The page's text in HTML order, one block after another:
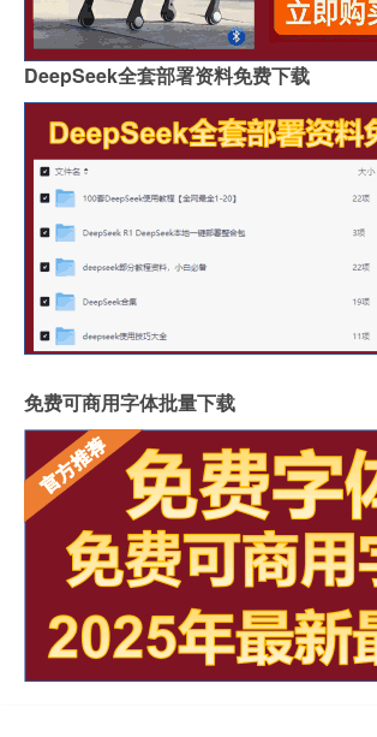
DeepSeek全套部署资料免费下载
免费可商用字体批量下载